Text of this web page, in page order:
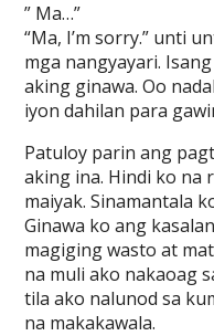
” Ma…”
“Ma, I’m sorry.” unti
mga nangyayari.
aking ginawa. Oo
iyon dahilan para
Patuloy parin ang
aking ina. Hindi ko na
maiyak. Sinamantala
Ginawa ko ang
magiging wasto at
na muli ako nakaoag
tila ako nalunod sa
na makakawala.